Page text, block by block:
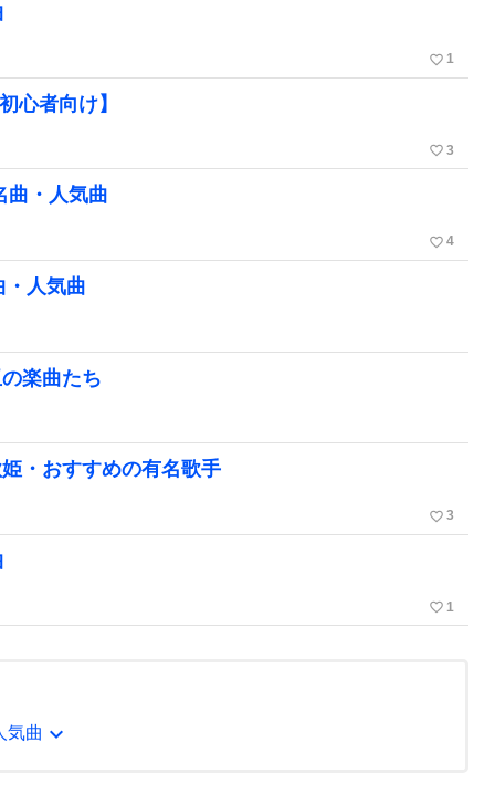
favorite_border 1
心者向け】
favorite_border 3
・人気曲
favorite_border 4
人気曲
楽曲たち
・おすすめの有名歌手
favorite_border 3
favorite_border 1
気曲 expand_more